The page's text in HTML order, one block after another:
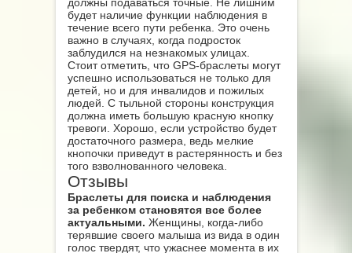
будет наличие функции наблюдения в
течение всего пути ребенка. Это очень
важно в случаях, когда подросток
заблудился на незнакомых улицах.
Стоит отметить, что GPS-браслеты могут
успешно использоваться не только для
детей, но и для инвалидов и пожилых
людей. С тыльной стороны конструкция
должна иметь большую красную кнопку
тревоги. Хорошо, если устройство будет
достаточного размера, ведь мелкие
кнопочки приведут в растерянность и без
того взволнованного человека.
Отзывы
Браслеты для поиска и наблюдения
за ребенком становятся все более
актуальными. Женщины, когда-либо
терявшие своего малыша из вида в один
голос твердят, что ужаснее момента в их